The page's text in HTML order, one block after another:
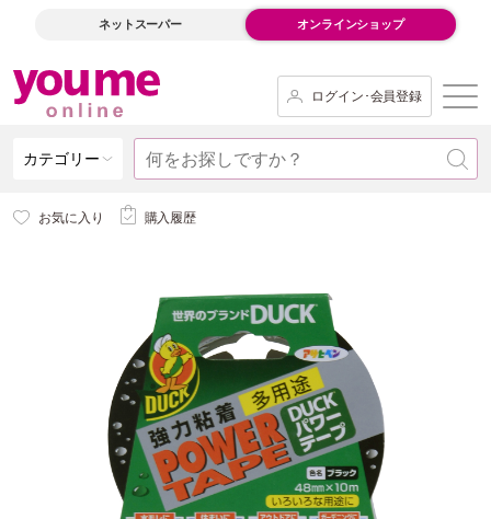
ネットスーパー オンラインショップ
ログイン･会員登録
カテゴリー
お気に入り 購入履歴